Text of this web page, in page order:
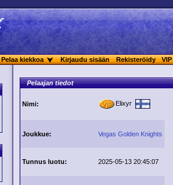
Pelaa kiekkoa Kirjaudu sisään Rekisteröidy VIP
Pelaajan tiedot
Nimi: Elixyr
Joukkue: Vegas Golden Knights
Tunnus luotu: 2025-05-13 20:45:07